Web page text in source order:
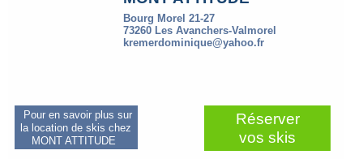
Bourg Morel 21-27
73260 Les Avanchers-Valmorel
kremerdominique@yahoo.fr
Pour en savoir plus sur
la location de skis chez
MONT ATTITUDE
Réserver
vos skis